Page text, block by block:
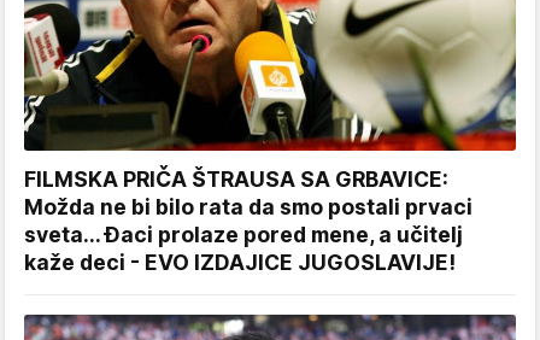
FILMSKA PRIČA ŠTRAUSA SA GRBAVICE:
Možda ne bi bilo rata da smo postali prvaci
sveta... Đaci prolaze pored mene, a učitelj
kaže deci - EVO IZDAJICE JUGOSLAVIJE!